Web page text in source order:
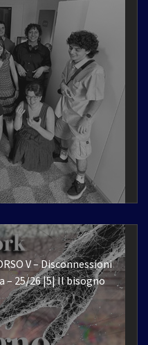
V – Disconnessioni
25/26 |5| Il bisogno